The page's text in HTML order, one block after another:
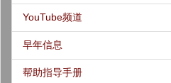
YouTube频道
早年信息
帮助指导手册